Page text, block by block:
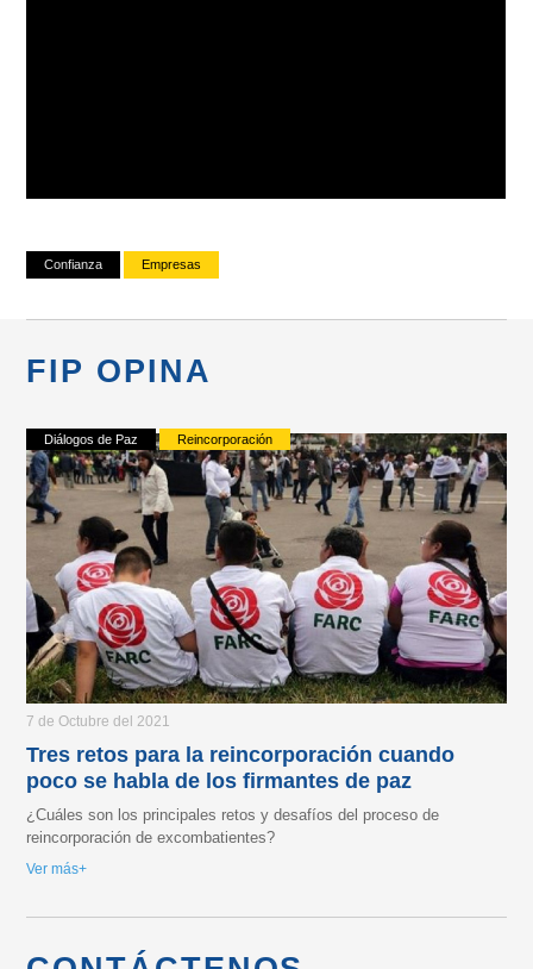
Confianza Empresas
FIP OPINA
Diálogos de Paz Reincorporación
7 de Octubre del 2021
Tres retos para la reincorporación cuando
poco se habla de los firmantes de paz
¿Cuáles son los principales retos y desafíos del proceso de
reincorporación de excombatientes?
Ver más